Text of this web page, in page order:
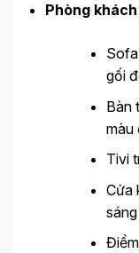
Phòng
gối
Bàn
màu
Tivi
Cửa